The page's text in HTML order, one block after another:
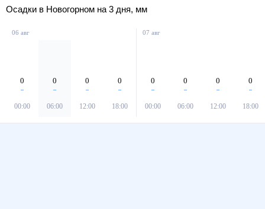
Осадки в Новогорном на 3 дня, мм
06 авг
0
00:00
0
06:00
0
12:00
0
18:00
07 авг
0
00:00
0
06:00
0
12:00
0
18:00